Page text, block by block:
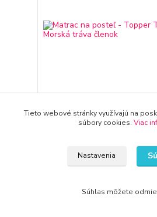
160,48 €
Pridať do
Tieto webové stránky využívajú na
súbory cookies. Viac
Nastavenia
Súhlas môžete